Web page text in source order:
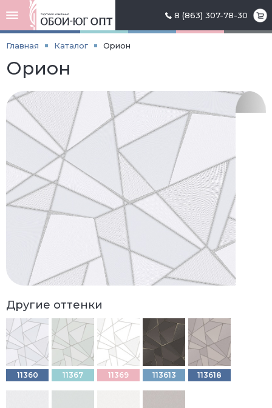
8 (863) 307-78-30
Главная Каталог Орион
Орион
Другие оттенки
11360 11367 11369 113613 113618